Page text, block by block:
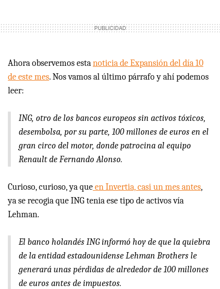
Ahora observemos estanoticia de Expansión del día 10
de este mes. Nos vamos al último párrafo y ahí podemos
leer:
ING, otro de los bancos europeos sin activos tóxicos,
desembolsa, por su parte, 100 millones de euros en el
gran circo del motor, donde patrocina al equipo
Renault de Fernando Alonso.
Curioso, curioso, ya queen Invertia, casi un mes antes,
ya se recogia que ING tenia ese tipo de activos vía
Lehman.
El banco holandés ING informó hoy de que la quiebra
de la entidad estadounidense Lehman Brothers le
generará unas pérdidas de alrededor de 100 millones
de euros antes de impuestos.